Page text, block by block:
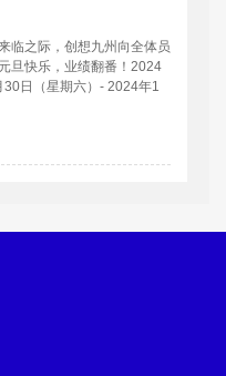
临之际，创想九州向全体员
旦快乐，业绩翻番！2024
日（星期六）- 2024年1